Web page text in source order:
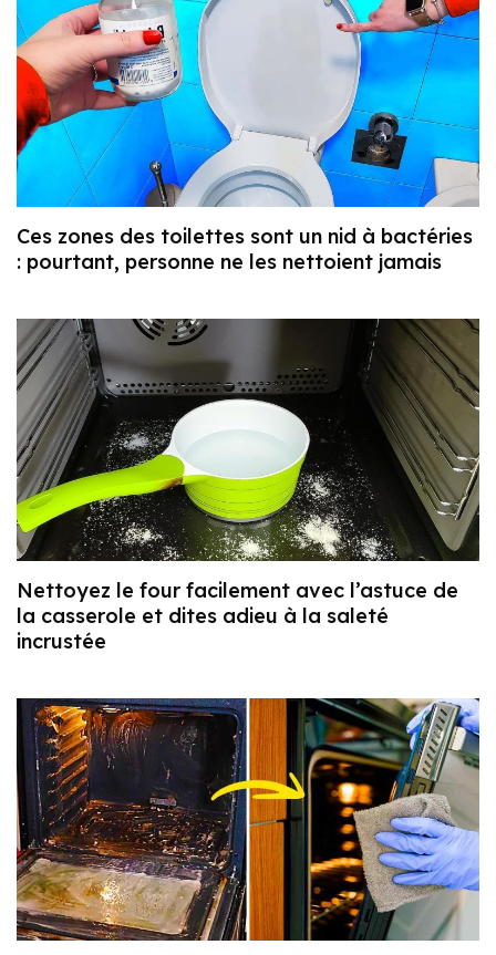
Ces zones des toilettes sont un nid à bactéries
: pourtant, personne ne les nettoient jamais
Nettoyez le four facilement avec l’astuce de
la casserole et dites adieu à la saleté
incrustée